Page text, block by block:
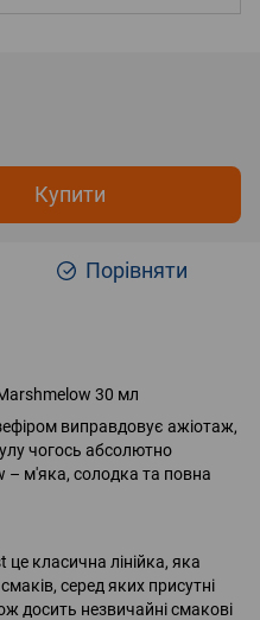
Купити
Порівняти
30 мл
виправдовує ажіотаж,
чогось абсолютно
– м'яка, солодка та повна
класична лінійка, яка
серед яких присутні
досить незвичайні смакові